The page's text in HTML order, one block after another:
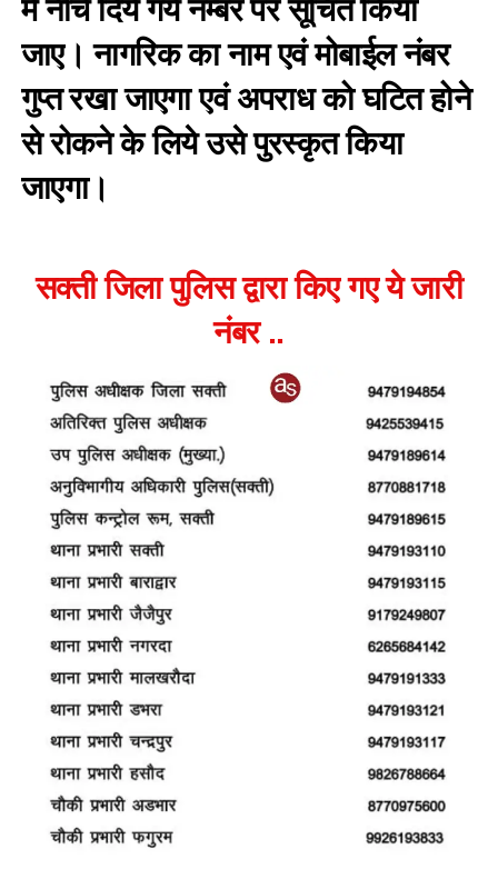
में नीचे दिये गये नम्बर पर सूचित किया
जाए। नागरिक का नाम एवं मोबाईल नंबर
गुप्त रखा जाएगा एवं अपराध को घटित होने
से रोकने के लिये उसे पुरस्कृत किया
जाएगा।
सक्ती जिला पुलिस द्वारा किए गए ये जारी
नंबर ..